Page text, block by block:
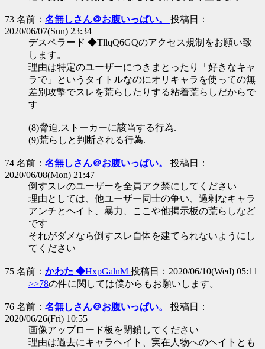
73 名前： 名無しさん＠お腹いっぱい。 投稿日：
2020/06/07(Sun) 23:34
デスペラード ◆TllqQ6GQのアクセス規制をお願い致
します。
理由は特定のユーザーにつきまとったり「好きなキャ
ラで」というタイトルなのにオリキャラを使っての無
差別攻撃でスレを荒らしたりする粘着荒らしだからで
す
(8)脅迫,ストーカーに該当する行為.
(9)荒らしと判断される行為.
74 名前： 名無しさん＠お腹いっぱい。 投稿日：
2020/06/08(Mon) 21:47
倒すスレのユーザーを全員アク禁にしてください
理由としては、他ユーザー同士の争い、過剰なキャラ
アンチとヘイト、暴力、ここや他掲示板の荒らしなど
です
それがダメなら倒すスレ自体を建てられないようにし
てください
75 名前： かわた ◆HxpGalnM 投稿日：2020/06/10(Wed) 05:11
>>78の件に関しては僕からもお願いします。
76 名前： 名無しさん＠お腹いっぱい。 投稿日：
2020/06/26(Fri) 10:55
画像アップロード板を閉鎖してください
理由は過去にキャラヘイト、実在人物へのヘイトとも